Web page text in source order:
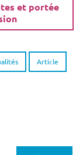
et portée
Article